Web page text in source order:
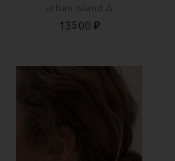
urban island ∆
13500 ₽